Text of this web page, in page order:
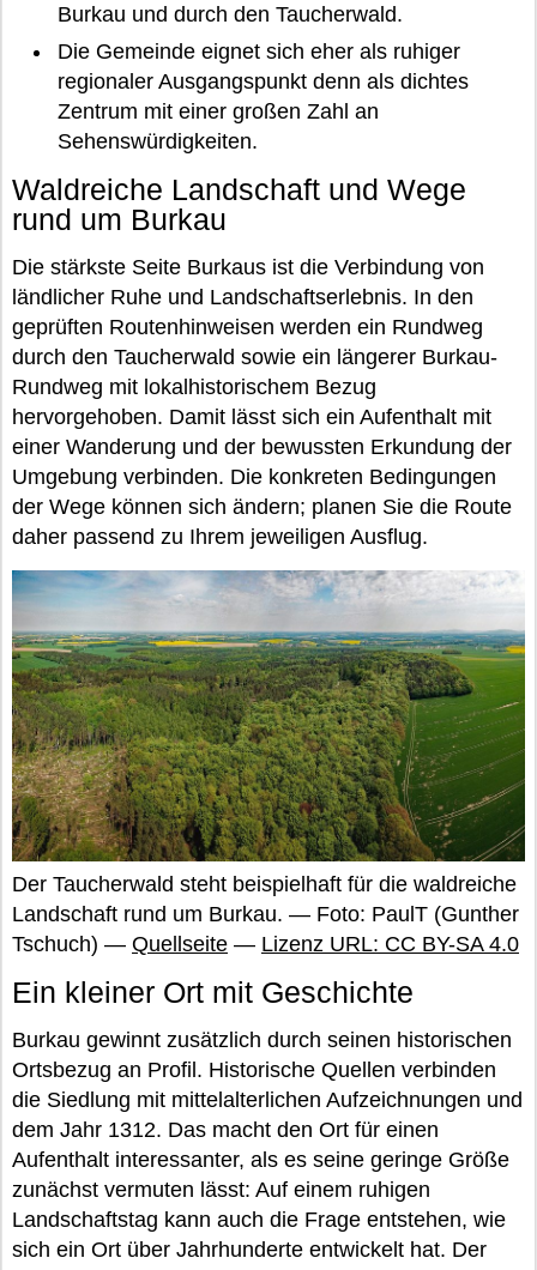
Burkau und durch den Taucherwald.
Die Gemeinde eignet sich eher als ruhiger
regionaler Ausgangspunkt denn als dichtes
Zentrum mit einer großen Zahl an
Sehenswürdigkeiten.
Waldreiche Landschaft und Wege
rund um Burkau
Die stärkste Seite Burkaus ist die Verbindung von
ländlicher Ruhe und Landschaftserlebnis. In den
geprüften Routenhinweisen werden ein Rundweg
durch den Taucherwald sowie ein längerer Burkau-
Rundweg mit lokalhistorischem Bezug
hervorgehoben. Damit lässt sich ein Aufenthalt mit
einer Wanderung und der bewussten Erkundung der
Umgebung verbinden. Die konkreten Bedingungen
der Wege können sich ändern; planen Sie die Route
daher passend zu Ihrem jeweiligen Ausflug.
Der Taucherwald steht beispielhaft für die waldreiche
Landschaft rund um Burkau. — Foto: PaulT (Gunther
Tschuch) — Quellseite — Lizenz URL: CC BY-SA 4.0
Ein kleiner Ort mit Geschichte
Burkau gewinnt zusätzlich durch seinen historischen
Ortsbezug an Profil. Historische Quellen verbinden
die Siedlung mit mittelalterlichen Aufzeichnungen und
dem Jahr 1312. Das macht den Ort für einen
Aufenthalt interessanter, als es seine geringe Größe
zunächst vermuten lässt: Auf einem ruhigen
Landschaftstag kann auch die Frage entstehen, wie
sich ein Ort über Jahrhunderte entwickelt hat. Der